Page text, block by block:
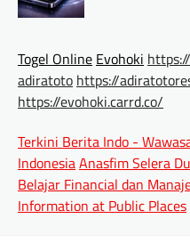
Togel Online Evohoki
adiratoto https://
https://evohoki.carrd.co/
Terkini Berita Indo -
IndonesiaAnasfim Selera
Belajar Financial dan
Information at Public Places